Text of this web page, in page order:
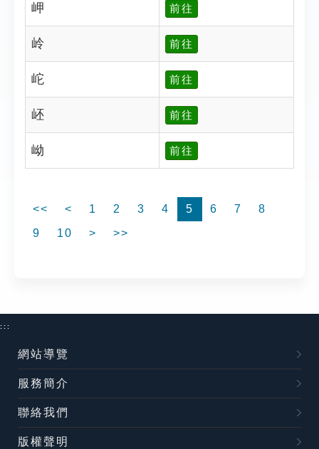
岬 前往
岭 前往
岮 前往
岯 前往
岰 前往
<< < 1 2 3 4 5 6 7
8
9
10 > >>
:::
網站導覽
服務簡介
聯絡我們
版權聲明